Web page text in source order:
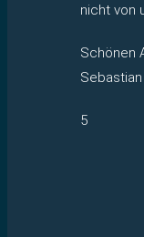
nicht von
Schönen
Sebastian
5